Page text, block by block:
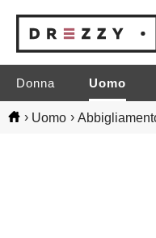
Donna Uomo
› Uomo ›